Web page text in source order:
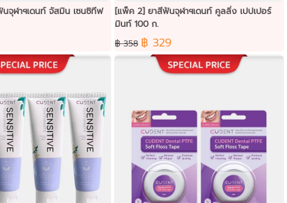
[แพ็ค 2] ยาสีฟันจุฬาฯเดนท์ คูลลิ่ง เปปเปอร์
มินท์ 100 ก.
฿ 358 ฿ 329